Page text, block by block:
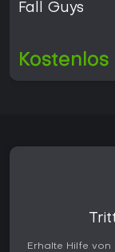
Fall Guys
Kostenlos
Erhalte Hilfe